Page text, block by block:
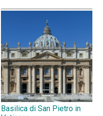
Basilica di San Pietro in